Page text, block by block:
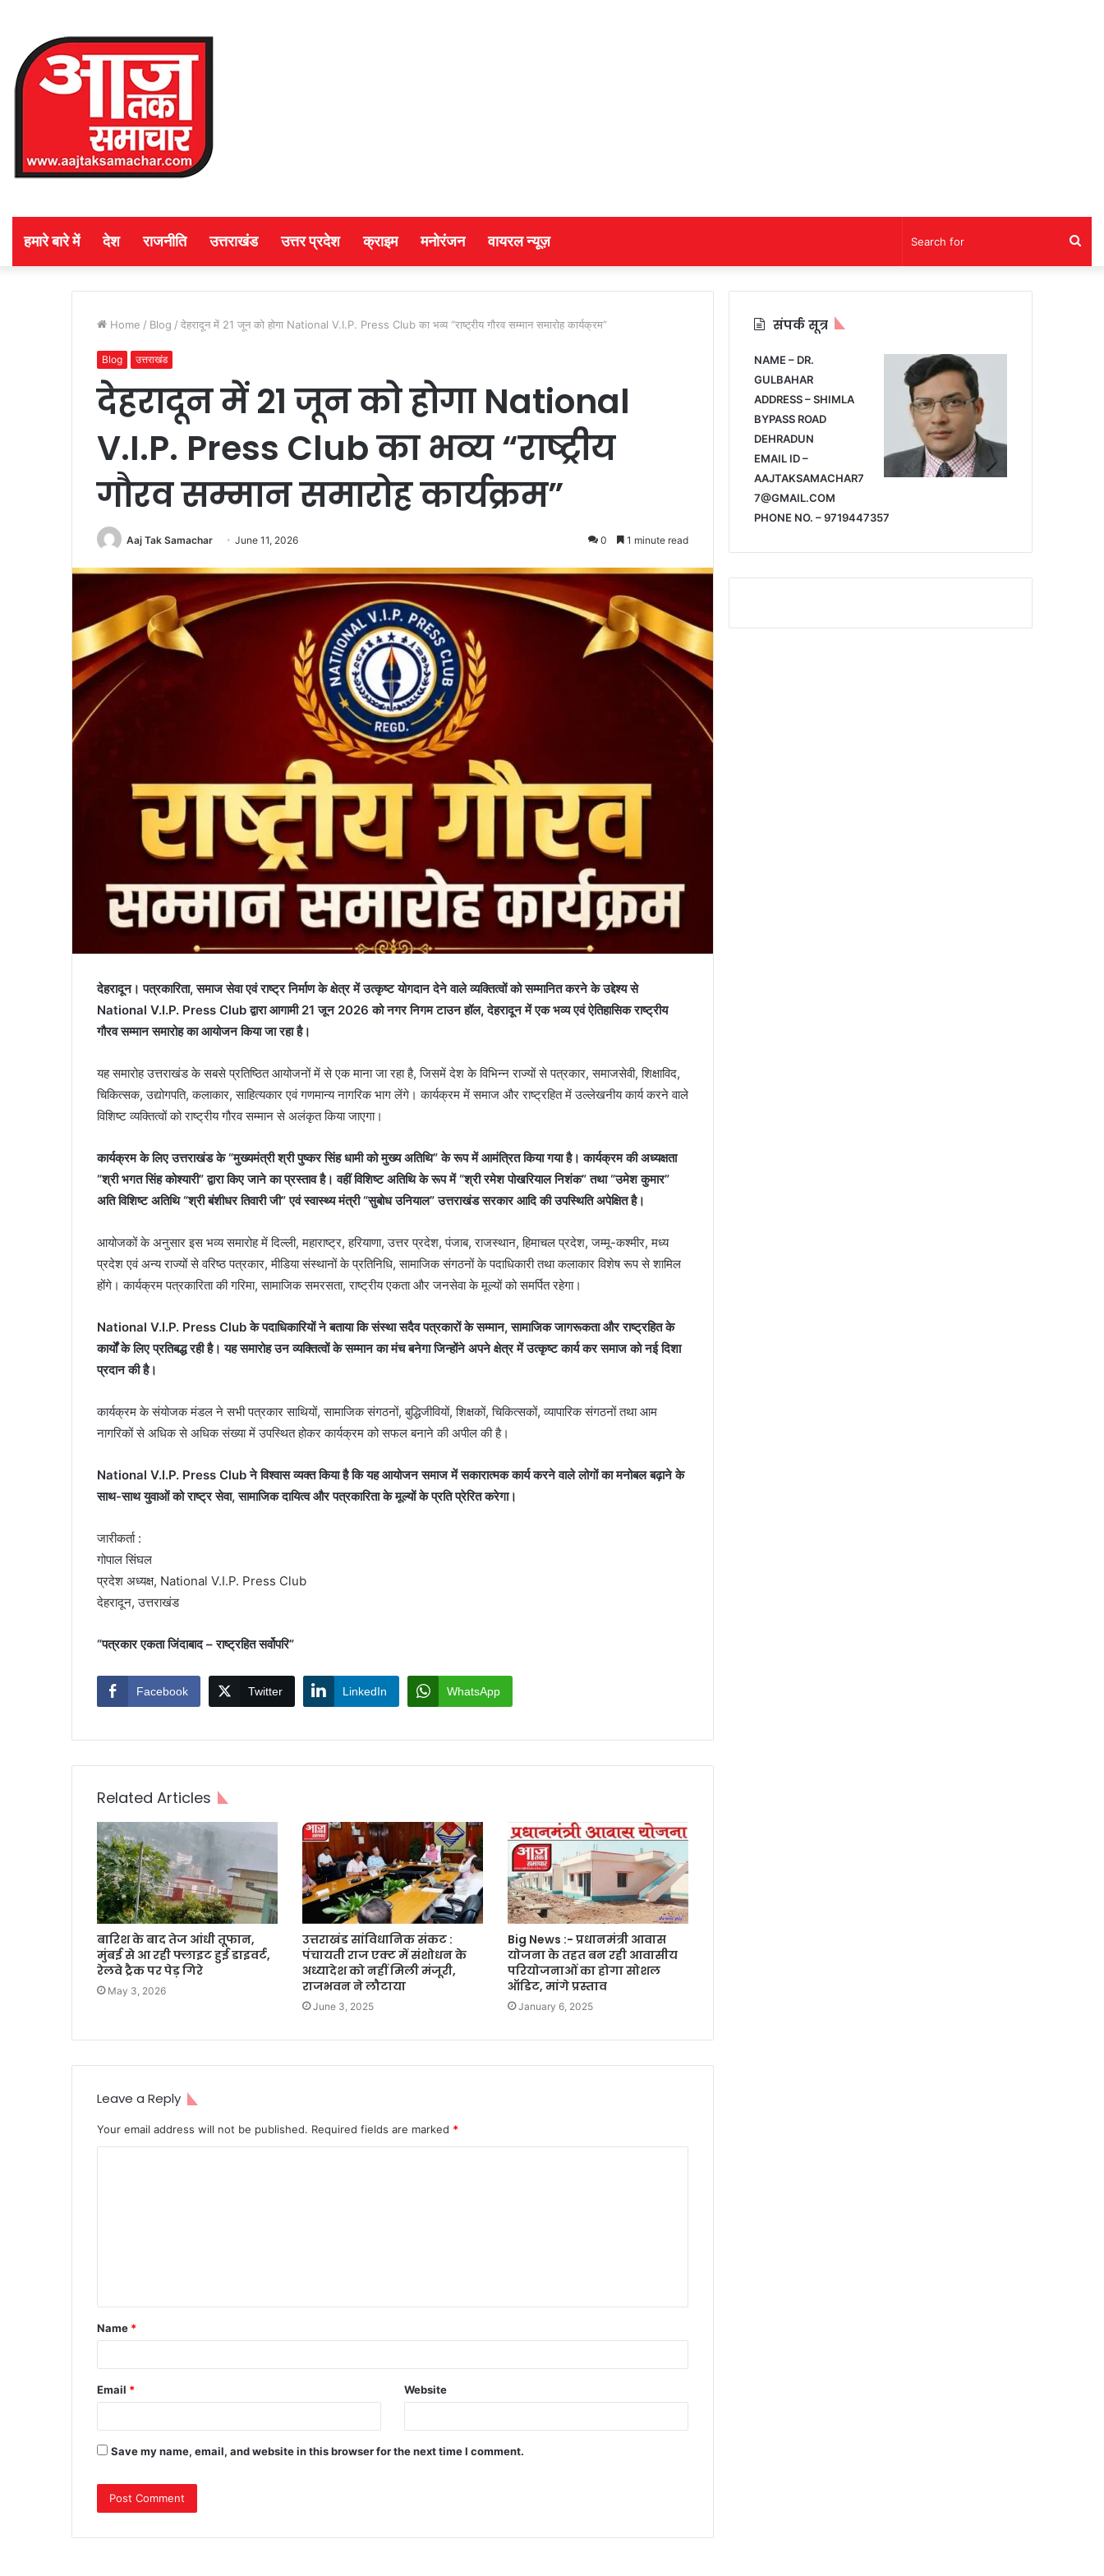
हमारे बारे में देश राजनीति उत्तराखंड उत्तर प्रदेश क्राइम मनोरंजन वायरल न्यूज़
Home / Blog / देहरादून में 21 जून को होगा National V.I.P. Press Club का भव्य “राष्ट्रीय गौरव सम्मान समारोह कार्यक्रम”
Blog उत्तराखंड
देहरादून में 21 जून को होगा National
V.I.P. Press Club का भव्य “राष्ट्रीय
गौरव सम्मान समारोह कार्यक्रम”
Aaj Tak Samachar June 11, 2026 0 1 minute read
देहरादून। पत्रकारिता, समाज सेवा एवं राष्ट्र निर्माण के क्षेत्र में उत्कृष्ट योगदान देने वाले व्यक्तित्वों को सम्मानित करने के उद्देश्य से
National V.I.P. Press Club द्वारा आगामी 21 जून 2026 को नगर निगम टाउन हॉल, देहरादून में एक भव्य एवं ऐतिहासिक राष्ट्रीय
गौरव सम्मान समारोह का आयोजन किया जा रहा है।
यह समारोह उत्तराखंड के सबसे प्रतिष्ठित आयोजनों में से एक माना जा रहा है, जिसमें देश के विभिन्न राज्यों से पत्रकार, समाजसेवी, शिक्षाविद,
चिकित्सक, उद्योगपति, कलाकार, साहित्यकार एवं गणमान्य नागरिक भाग लेंगे। कार्यक्रम में समाज और राष्ट्रहित में उल्लेखनीय कार्य करने वाले
विशिष्ट व्यक्तित्वों को राष्ट्रीय गौरव सम्मान से अलंकृत किया जाएगा।
कार्यक्रम के लिए उत्तराखंड के “मुख्यमंत्री श्री पुष्कर सिंह धामी को मुख्य अतिथि” के रूप में आमंत्रित किया गया है। कार्यक्रम की अध्यक्षता
“श्री भगत सिंह कोश्यारी” द्वारा किए जाने का प्रस्ताव है। वहीं विशिष्ट अतिथि के रूप में “श्री रमेश पोखरियाल निशंक” तथा “उमेश कुमार”
अति विशिष्ट अतिथि “श्री बंशीधर तिवारी जी” एवं स्वास्थ्य मंत्री “सुबोध उनियाल” उत्तराखंड सरकार आदि की उपस्थिति अपेक्षित है।
आयोजकों के अनुसार इस भव्य समारोह में दिल्ली, महाराष्ट्र, हरियाणा, उत्तर प्रदेश, पंजाब, राजस्थान, हिमाचल प्रदेश, जम्मू-कश्मीर, मध्य
प्रदेश एवं अन्य राज्यों से वरिष्ठ पत्रकार, मीडिया संस्थानों के प्रतिनिधि, सामाजिक संगठनों के पदाधिकारी तथा कलाकार विशेष रूप से शामिल
होंगे। कार्यक्रम पत्रकारिता की गरिमा, सामाजिक समरसता, राष्ट्रीय एकता और जनसेवा के मूल्यों को समर्पित रहेगा।
National V.I.P. Press Club के पदाधिकारियों ने बताया कि संस्था सदैव पत्रकारों के सम्मान, सामाजिक जागरूकता और राष्ट्रहित के
कार्यों के लिए प्रतिबद्ध रही है। यह समारोह उन व्यक्तित्वों के सम्मान का मंच बनेगा जिन्होंने अपने क्षेत्र में उत्कृष्ट कार्य कर समाज को नई दिशा
प्रदान की है।
कार्यक्रम के संयोजक मंडल ने सभी पत्रकार साथियों, सामाजिक संगठनों, बुद्धिजीवियों, शिक्षकों, चिकित्सकों, व्यापारिक संगठनों तथा आम
नागरिकों से अधिक से अधिक संख्या में उपस्थित होकर कार्यक्रम को सफल बनाने की अपील की है।
National V.I.P. Press Club ने विश्वास व्यक्त किया है कि यह आयोजन समाज में सकारात्मक कार्य करने वाले लोगों का मनोबल बढ़ाने के
साथ-साथ युवाओं को राष्ट्र सेवा, सामाजिक दायित्व और पत्रकारिता के मूल्यों के प्रति प्रेरित करेगा।
जारीकर्ता :
गोपाल सिंघल
प्रदेश अध्यक्ष, National V.I.P. Press Club
देहरादून, उत्तराखंड
“पत्रकार एकता जिंदाबाद – राष्ट्रहित सर्वोपरि”
Facebook Twitter LinkedIn WhatsApp
Related Articles
बारिश के बाद तेज आंधी तूफान,
मुंबई से आ रही फ्लाइट हुई डाइवर्ट,
रेलवे ट्रैक पर पेड़ गिरे
May 3, 2026
उत्तराखंड सांविधानिक संकट :
पंचायती राज एक्ट में संशोधन के
अध्यादेश को नहीं मिली मंजूरी,
राजभवन ने लौटाया
June 3, 2025
Big News :- प्रधानमंत्री आवास
योजना के तहत बन रही आवासीय
परियोजनाओं का होगा सोशल
ऑडिट, मांगे प्रस्ताव
January 6, 2025
Leave a Reply
Your email address will not be published. Required fields are marked *
t
*
Name *
Email * Website
Save my name, email, and website in this browser for the next time I comment.
संपर्क सूत्र
NAME – DR.
GULBAHAR
ADDRESS – SHIMLA
BYPASS ROAD
DEHRADUN
EMAIL ID –
AAJTAKSAMACHAR7
7@GMAIL.COM
PHONE NO. – 9719447357